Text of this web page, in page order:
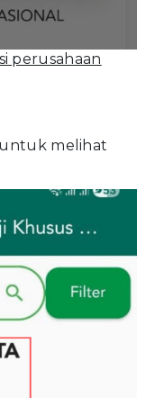
perusahaan
melihat